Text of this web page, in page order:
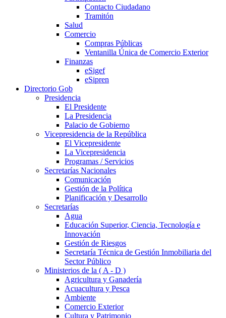
Contacto Ciudadano
Tramitón
Salud
Comercio
Compras Públicas
Ventanilla Única de Comercio Exterior
Finanzas
eSigef
eSipren
Directorio Gob
Presidencia
El Presidente
La Presidencia
Palacio de Gobierno
Vicepresidencia de la República
El Vicepresidente
La Vicepresidencia
Programas / Servicios
Secretarías Nacionales
Comunicación
Gestión de la Política
Planificación y Desarrollo
Secretarías
Agua
Educación Superior, Ciencia, Tecnología e
Innovación
Gestión de Riesgos
Secretaría Técnica de Gestión Inmobiliaria del
Sector Público
Ministerios de la ( A - D )
Agricultura y Ganadería
Acuacultura y Pesca
Ambiente
Comercio Exterior
Cultura y Patrimonio